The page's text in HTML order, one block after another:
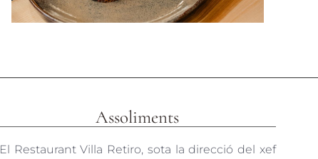
Assoliments
El Restaurant Villa Retiro, sota la direcció del xef